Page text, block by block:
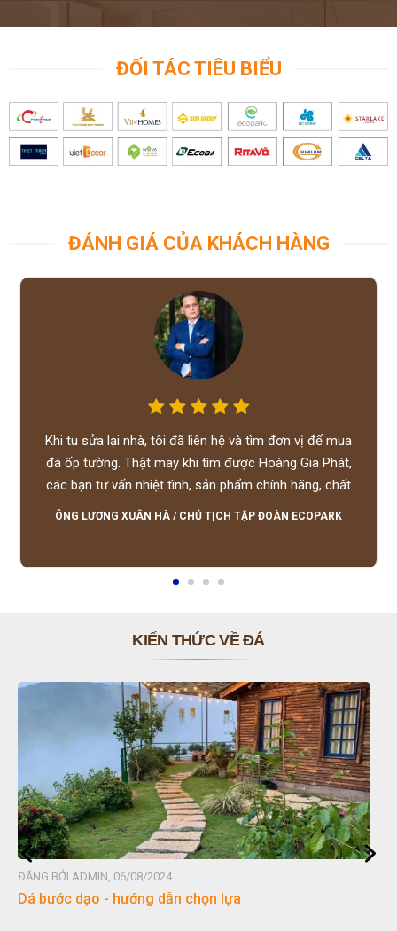
ĐỐI TÁC TIÊU BIỂU
ĐÁNH GIÁ CỦA KHÁCH HÀNG
Khi tu sửa lại nhà, tôi đã liên hệ và tìm đơn vị để mua
đá ốp tường. Thật may khi tìm được Hoàng Gia Phát,
các bạn tư vấn nhiệt tình, sản phẩm chính hãng, chất
lượng tốt, giá hợp lý, hỗ trợ tận tình.
ÔNG LƯƠNG XUÂN HÀ / CHỦ TỊCH TẬP ĐOÀN ECOPARK
KIẾN THỨC VỀ ĐÁ
ĐĂNG BỞI ADMIN, 06/08/2024
Dá bước dạo - hướng dẫn chọn lựa